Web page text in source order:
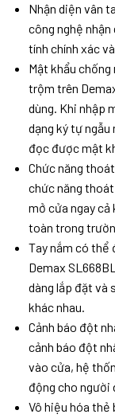
Nhận diện vân
công nghệ
tính chính xác
Mật khẩu
trộm trên
dùng. Khi nhập
dạng ký tự ngẫu
đọc được mật
Chức năng
chức năng
mở cửa ngay cả
toàn trong
Tay nắm có thể
Demax
dàng lắp đặt và
khác nhau.
Cảnh báo đột
cảnh báo đột
vào cửa, hệ
động cho người
Vô hiệu hóa thẻ